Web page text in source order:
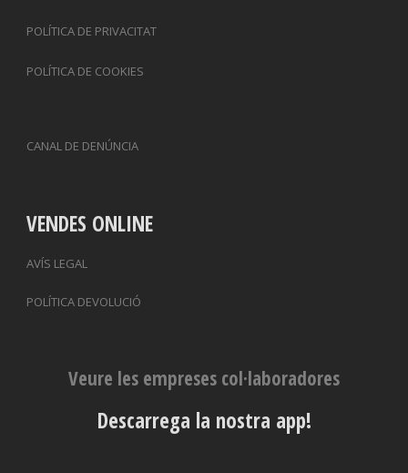
POLÍTICA DE PRIVACITAT
POLÍTICA DE COOKIES
CANAL DE DENÚNCIA
VENDES ONLINE
AVÍS LEGAL
POLÍTICA DEVOLUCIÓ
Veure les empreses col·laboradores
Descarrega la nostra app!